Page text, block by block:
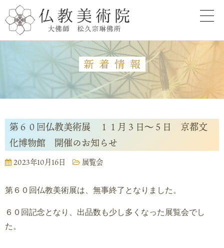
新着情報
第６０回仏教美術展 １１月３日～５日 京都文
化博物館 開催のお知らせ
2023年10月16日 展覧会
第６０回仏教美術展は、無事終了となりました。
６０回記念となり、出品数も少し多くなった展覧会でし
た。